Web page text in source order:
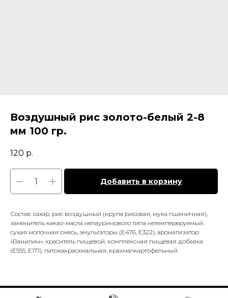
Воздушный рис золото-белый 2-8
мм 100 гр.
120 р.
Добавить в корзину
Состав: сахар, рис воздушный (крупа рисовая, мука пшеничная),
заменитель какао-масла нелауринового типа нетемпереруемый,
сухая молочная смесь, эмульгаторы (Е476, Е322), ароматизатор
«Ванилин», краситель пищевой, комплексная пищевая добавка
(Е555, Е171), патокакрасхмальная, крахмалкартофельный.